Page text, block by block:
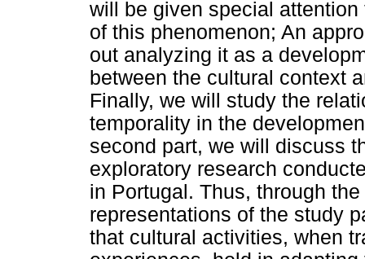
will be given special
of this phenomenon; An
out analyzing it as a
between the cultural context
Finally, we will study the
temporality in the
second part, we will discuss
exploratory research
in Portugal. Thus, through
representations of the study
that cultural activities, when